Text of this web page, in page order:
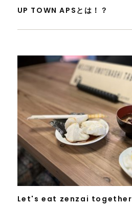
UP TOWN APSとは！？
Let's eat zenzai together